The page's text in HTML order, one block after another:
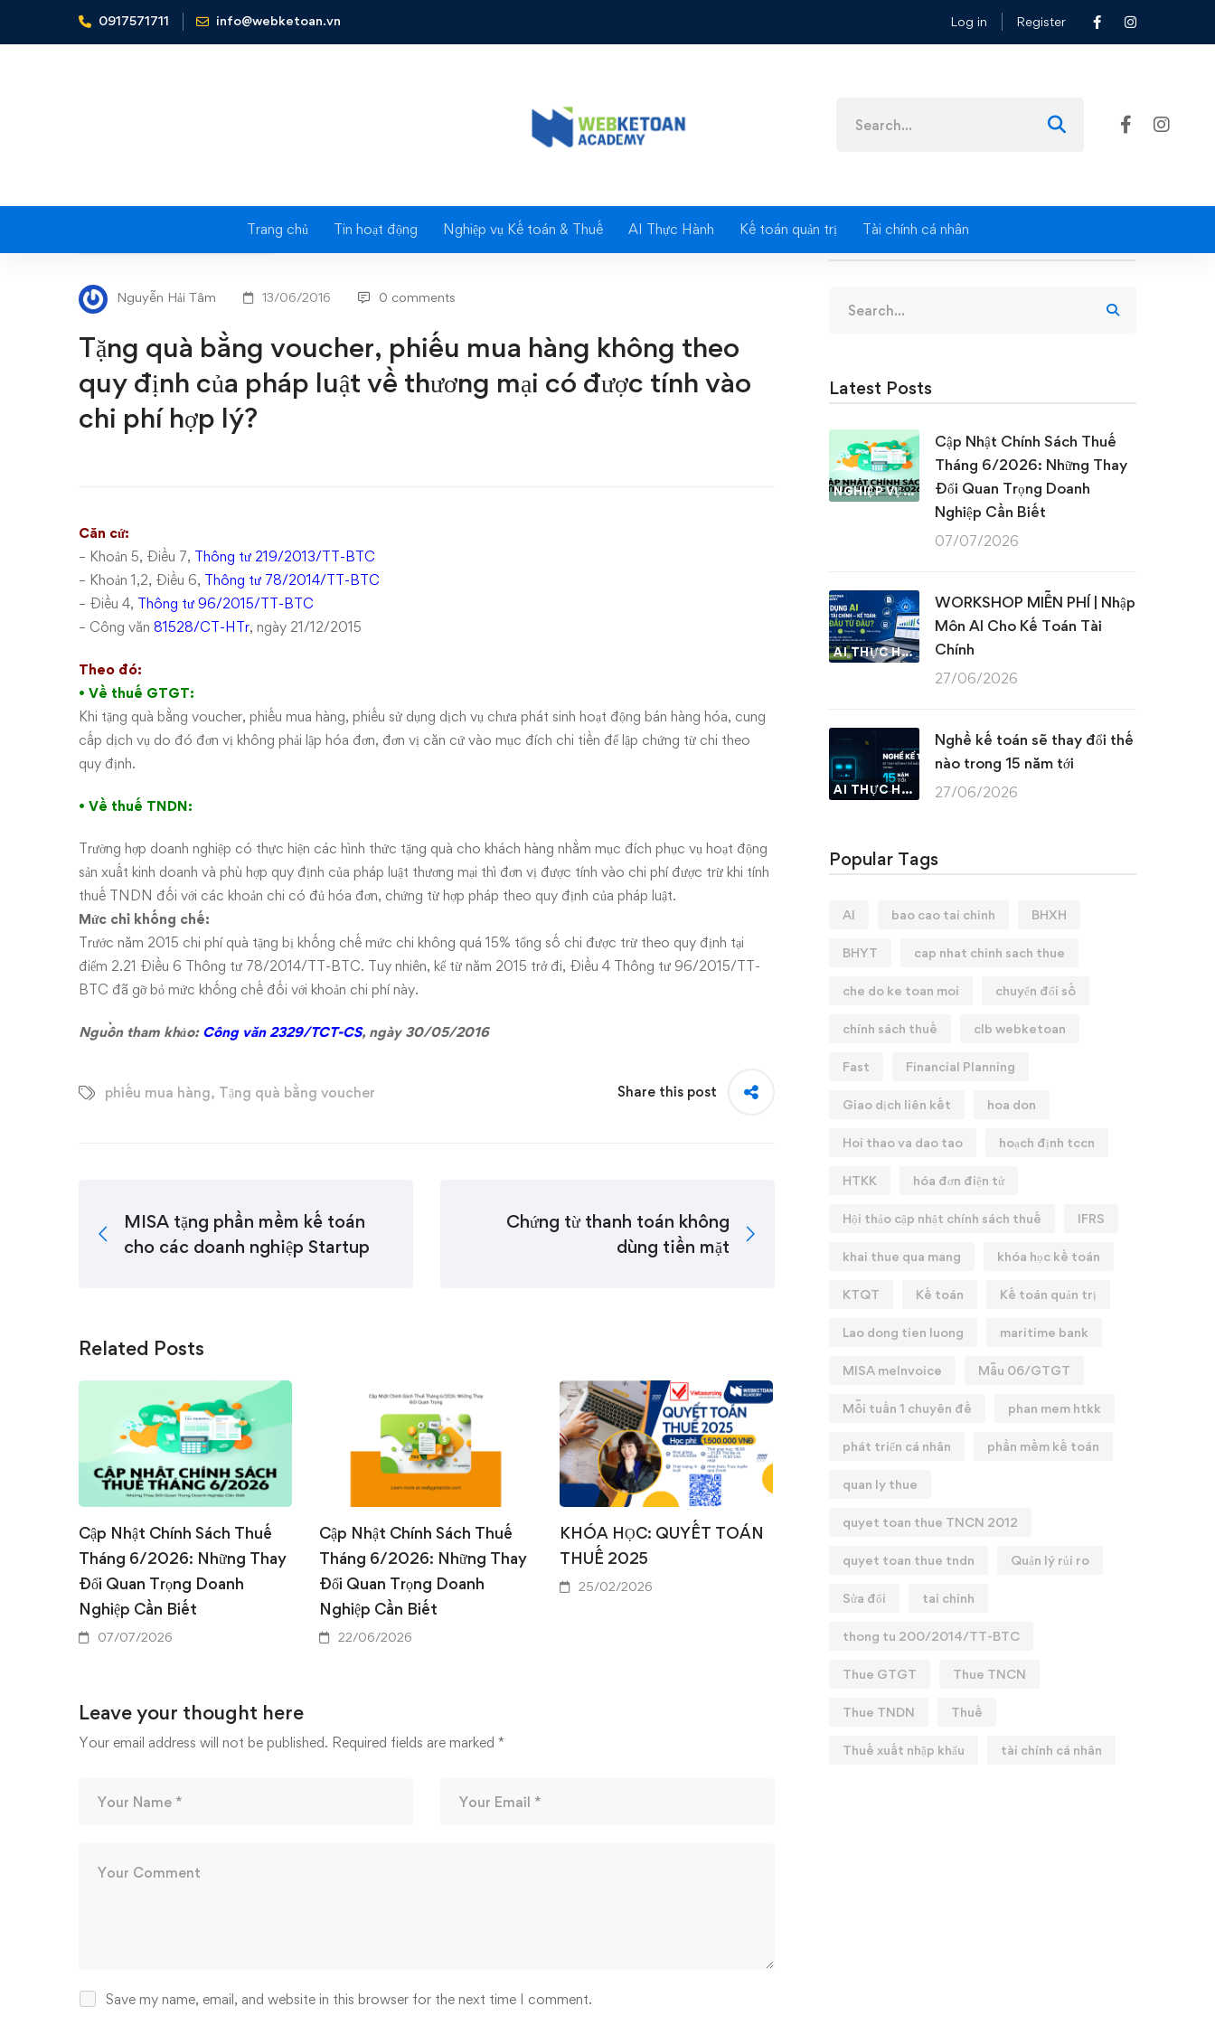
0917571711 info@webketoan.vn Log in Register
for:
Trang chủ Tin hoạt động Nghiệp vụ Kế toán & Thuế AI Thực Hành Kế toán quản trị Tài chính cá nhân
Home Nghiệp vụ Kế toán & Thuế Tặng quà bằng voucher, phiếu mua hàng không theo quy định của pháp luật về thương mại có được tính vào chi phí hợp lý?
Tặng
quà
bằng
voucher,
phiếu
không
theo
quy
của
pháp
luật
về
thương
mại
có
được
tính
vào
chi
Nguyễn Hải Tâm 13/06/2016 0 comments
Tặng quà bằng voucher, phiếu mua hàng không theo
quy định của pháp luật về thương mại có được tính vào
chi phí hợp lý?
Căn cứ:
– Khoản 5, Điều 7, Thông tư 219/2013/TT-BTC
– Khoản 1,2, Điều 6, Thông tư 78/2014/TT-BTC
– Điều 4, Thông tư 96/2015/TT-BTC
– Công văn 81528/CT-HTr, ngày 21/12/2015
Theo đó:
• Về thuế GTGT:
Khi tặng quà bằng voucher, phiếu mua hàng, phiếu sử dụng dịch vụ chưa phát sinh hoạt động bán hàng hóa, cung
cấp dịch vụ do đó đơn vị không phải lập hóa đơn, đơn vị căn cứ vào mục đích chi tiền để lập chứng từ chi theo
quy định.
• Về thuế TNDN:
Trường hợp doanh nghiệp có thực hiện các hình thức tặng quà cho khách hàng nhằm mục đích phục vụ hoạt động
sản xuất kinh doanh và phù hợp quy định của pháp luật thương mại thì đơn vị được tính vào chi phí được trừ khi tính
thuế TNDN đối với các khoản chi có đủ hóa đơn, chứng từ hợp pháp theo quy định của pháp luật.
Mức chi khống chế:
Trước năm 2015 chi phí quà tặng bị khống chế mức chi không quá 15% tổng số chi được trừ theo quy định tại
điểm 2.21 Điều 6 Thông tư 78/2014/TT-BTC. Tuy nhiên, kể từ năm 2015 trở đi, Điều 4 Thông tư 96/2015/TT-
BTC đã gỡ bỏ mức khống chế đối với khoản chi phí này.
Nguồn tham khảo: Công văn 2329/TCT-CS, ngày 30/05/2016
phiếu mua hàng, Tặng quà bằng voucher Share this post
MISA tặng phần mềm kế toán
cho các doanh nghiệp Startup
Chứng từ thanh toán không
dùng tiền mặt
Related Posts
Cập Nhật Chính Sách Thuế
Tháng 6/2026: Những Thay
Đổi Quan Trọng Doanh
Nghiệp Cần Biết
07/07/2026
Cập Nhật Chính Sách Thuế
Tháng 6/2026: Những Thay
Đổi Quan Trọng Doanh
Nghiệp Cần Biết
22/06/2026
KHÓA HỌC: QUYẾT TOÁN
THUẾ 2025
25/02/2026
09 ĐIỂM MỚI THUẾ GTGT
Nội dung mới về các
01/07/2025
Leave your thought here
Your email address will not be published. Required fields are marked *
Save my name, email, and website in this browser for the next time I comment.
for:
Latest Posts
NGHIỆP VỤ KẾ TOÁN & THUẾ
Cập Nhật Chính Sách Thuế
Tháng 6/2026: Những Thay
Đổi Quan Trọng Doanh
Nghiệp Cần Biết
07/07/2026
AI THỰC HÀNH
WORKSHOP MIỄN PHÍ | Nhập
Môn AI Cho Kế Toán Tài
Chính
27/06/2026
AI THỰC HÀNH
Nghề kế toán sẽ thay đổi thế
nào trong 15 năm tới
27/06/2026
Popular Tags
AI bao cao tai chinh BHXH
BHYT cap nhat chinh sach thue
che do ke toan moi chuyển đổi số
chính sách thuế clb webketoan
Fast Financial Planning
Giao dịch liên kết hoa don
Hoi thao va dao tao hoạch định tccn
HTKK hóa đơn điện tử
Hội thảo cập nhật chính sách thuế IFRS
khai thue qua mang khóa học kế toán
KTQT Kế toán Kế toán quản trị
Lao dong tien luong maritime bank
MISA meInvoice Mẫu 06/GTGT
Mỗi tuần 1 chuyên đề phan mem htkk
phát triển cá nhân phần mềm kế toán
quan ly thue
quyet toan thue TNCN 2012
quyet toan thue tndn Quản lý rủi ro
Sửa đổi tai chinh
thong tu 200/2014/TT-BTC
Thue GTGT Thue TNCN
Thue TNDN Thuế
Thuế xuất nhập khẩu tài chính cá nhân